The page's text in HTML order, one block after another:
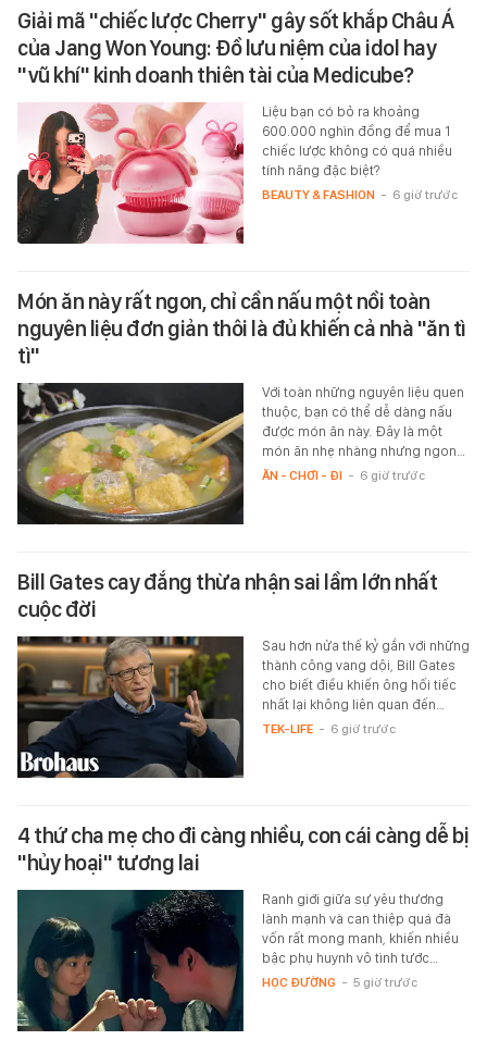
Giải mã "chiếc lược Cherry" gây sốt khắp Châu Á
của Jang Won Young: Đồ lưu niệm của idol hay
"vũ khí" kinh doanh thiên tài của Medicube?
Liệu bạn có bỏ ra khoảng
600.000 nghìn đồng để mua 1
chiếc lược không có quá nhiều
tính năng đặc biệt?
BEAUTY & FASHION - 6 giờ trước
Món ăn này rất ngon, chỉ cần nấu một nồi toàn
nguyên liệu đơn giản thôi là đủ khiến cả nhà "ăn tì
tì"
Với toàn những nguyên liệu quen
thuộc, bạn có thể dễ dàng nấu
được món ăn này. Đây là một
món ăn nhẹ nhàng nhưng ngon…
ĂN - CHƠI - ĐI - 6 giờ trước
Bill Gates cay đắng thừa nhận sai lầm lớn nhất
cuộc đời
Sau hơn nửa thế kỷ gắn với những
thành công vang dội, Bill Gates
cho biết điều khiến ông hối tiếc
nhất lại không liên quan đến…
TEK-LIFE - 6 giờ trước
4 thứ cha mẹ cho đi càng nhiều, con cái càng dễ bị
"hủy hoại" tương lai
Ranh giới giữa sự yêu thương
lành mạnh và can thiệp quá đà
vốn rất mong manh, khiến nhiều
bậc phụ huynh vô tình tước…
HỌC ĐƯỜNG - 5 giờ trước